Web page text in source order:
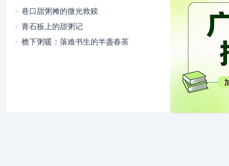
巷口甜粥摊的微光救赎
青石板上的甜粥记
檐下粥暖：落难书生的半盏春茶